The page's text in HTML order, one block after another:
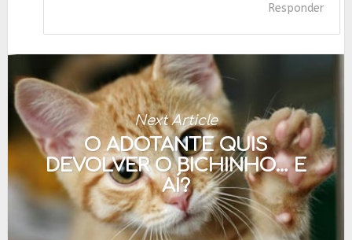
Responder
Next Article
O ADOTANTE QUIS
DEVOLVER O BICHINHO… E
AÍ?